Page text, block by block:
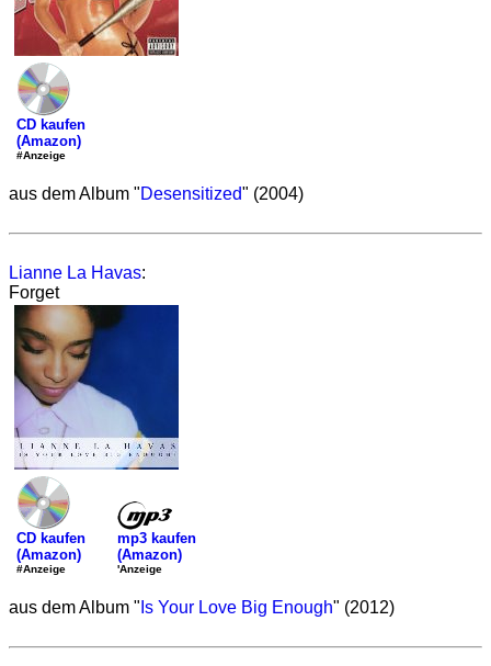
CD kaufen
(Amazon)
#Anzeige
aus dem Album "Desensitized" (2004)
Lianne La Havas:
Forget
CD kaufen
(Amazon)
#Anzeige
mp3 kaufen
(Amazon)
'Anzeige
aus dem Album " Is Your Love Big Enough" (2012)